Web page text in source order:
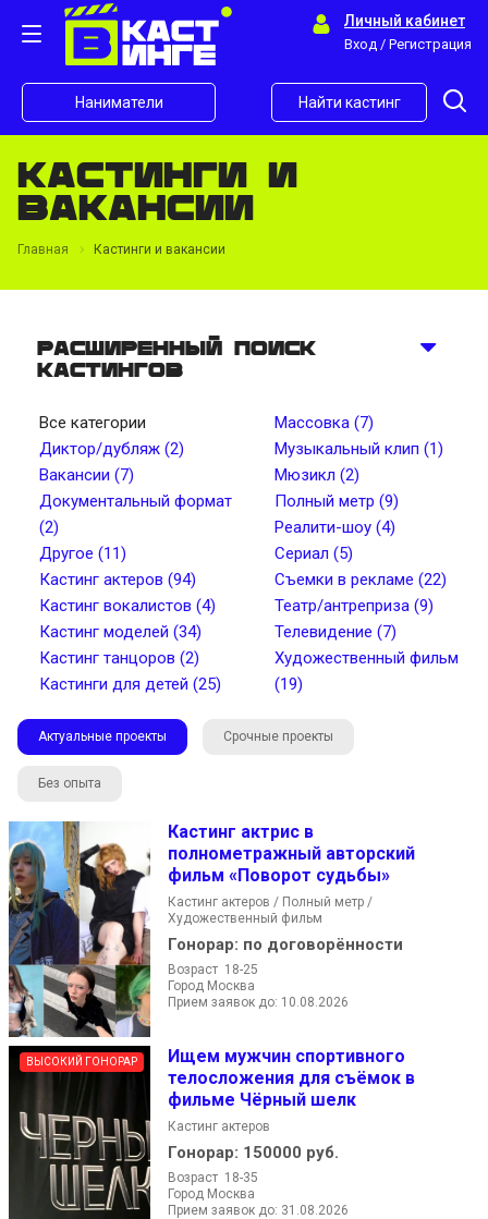
Личный кабинет
Вход / Регистрация
Наниматели Найти кастинг
Кастинги и
вакансии
Главная Кастинги и вакансии
Расширенный поиск
кастингов
Все категории
Диктор/дубляж (2)
Вакансии (7)
Документальный формат
(2)
Другое (11)
Кастинг актеров (94)
Кастинг вокалистов (4)
Кастинг моделей (34)
Кастинг танцоров (2)
Кастинги для детей (25)
Массовка (7)
Музыкальный клип (1)
Мюзикл (2)
Полный метр (9)
Реалити-шоу (4)
Сериал (5)
Съемки в рекламе (22)
Театр/антреприза (9)
Телевидение (7)
Художественный фильм
(19)
Актуальные проекты Срочные проекты
Без опыта
Кастинг актрис в
полнометражный авторский
фильм «Поворот судьбы»
Кастинг актеров / Полный метр /
Художественный фильм
Гонорар: по договорённости
Возраст 18-25
Город Москва
Прием заявок до: 10.08.2026
ВЫСОКИЙ ГОНОРАР
Ищем мужчин спортивного
телосложения для съёмок в
фильме Чёрный шелк
Кастинг актеров
Гонорар: 150000 руб.
Возраст 18-35
Город Москва
Прием заявок до: 31.08.2026